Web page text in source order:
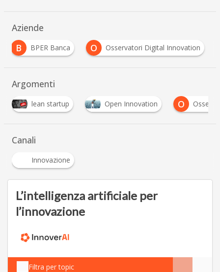
Aziende
B
BPER Banca O
Osservatori Digital Innovation
Argomenti
Open Innovation O
Osservatorio startup
Canali
Innovazione
L’intelligenza artificiale per
l’innovazione
Filtra per topic